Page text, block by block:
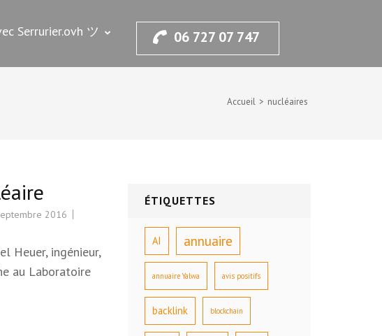
Serrurier.ovh ツ 06 727 07 747
Accueil > nucléaires
2016
Heuer, ingénieur,
au Laboratoire
ÉTIQUETTES
AI annuaire
annuaire Yalwa avis positifs
backlink blockchain